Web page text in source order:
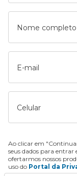
Nome completo
E-mail
Celular
Ao clicar em
seus dados para
ofertarmos nossos
uso do Portal da